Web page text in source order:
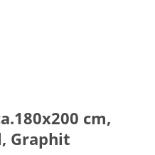
cm,
Graphit